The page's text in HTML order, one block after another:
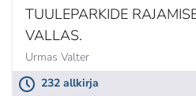
TUULEPARKIDE
VALLAS.
Urmas Valter
232 allkirja